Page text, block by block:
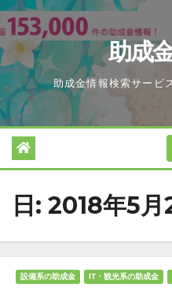
Skip
to
content
助成
助成金情報検索サービ
日: 2018年5月
設備系の助成金 IT・観光系の助成金